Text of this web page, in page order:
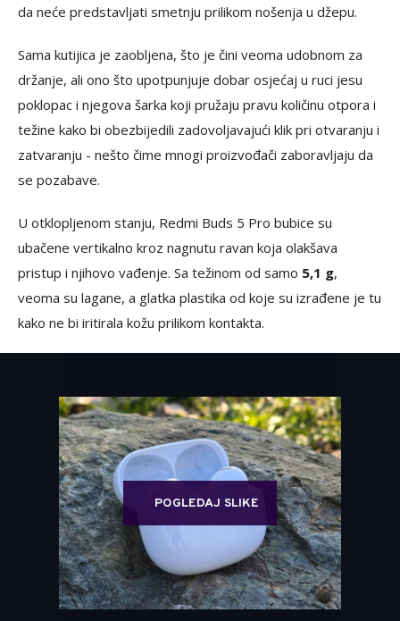
da neće predstavljati smetnju prilikom nošenja u džepu.
Sama kutijica je zaobljena, što je čini veoma udobnom za
držanje, ali ono što upotpunjuje dobar osjećaj u ruci jesu
poklopac i njegova šarka koji pružaju pravu količinu otpora i
težine kako bi obezbijedili zadovoljavajući klik pri otvaranju i
zatvaranju - nešto čime mnogi proizvođači zaboravljaju da
se pozabave.
U otklopljenom stanju, Redmi Buds 5 Pro bubice su
ubačene vertikalno kroz nagnutu ravan koja olakšava
pristup i njihovo vađenje. Sa težinom od samo 5,1 g,
veoma su lagane, a glatka plastika od koje su izrađene je tu
kako ne bi iritirala kožu prilikom kontakta.
POGLEDAJ SLIKE